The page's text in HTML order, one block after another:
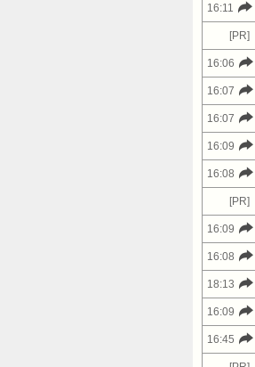
16:11
[PR]
16:06
16:07
16:07
16:09
16:08
[PR]
16:09
16:08
18:13
16:09
16:45